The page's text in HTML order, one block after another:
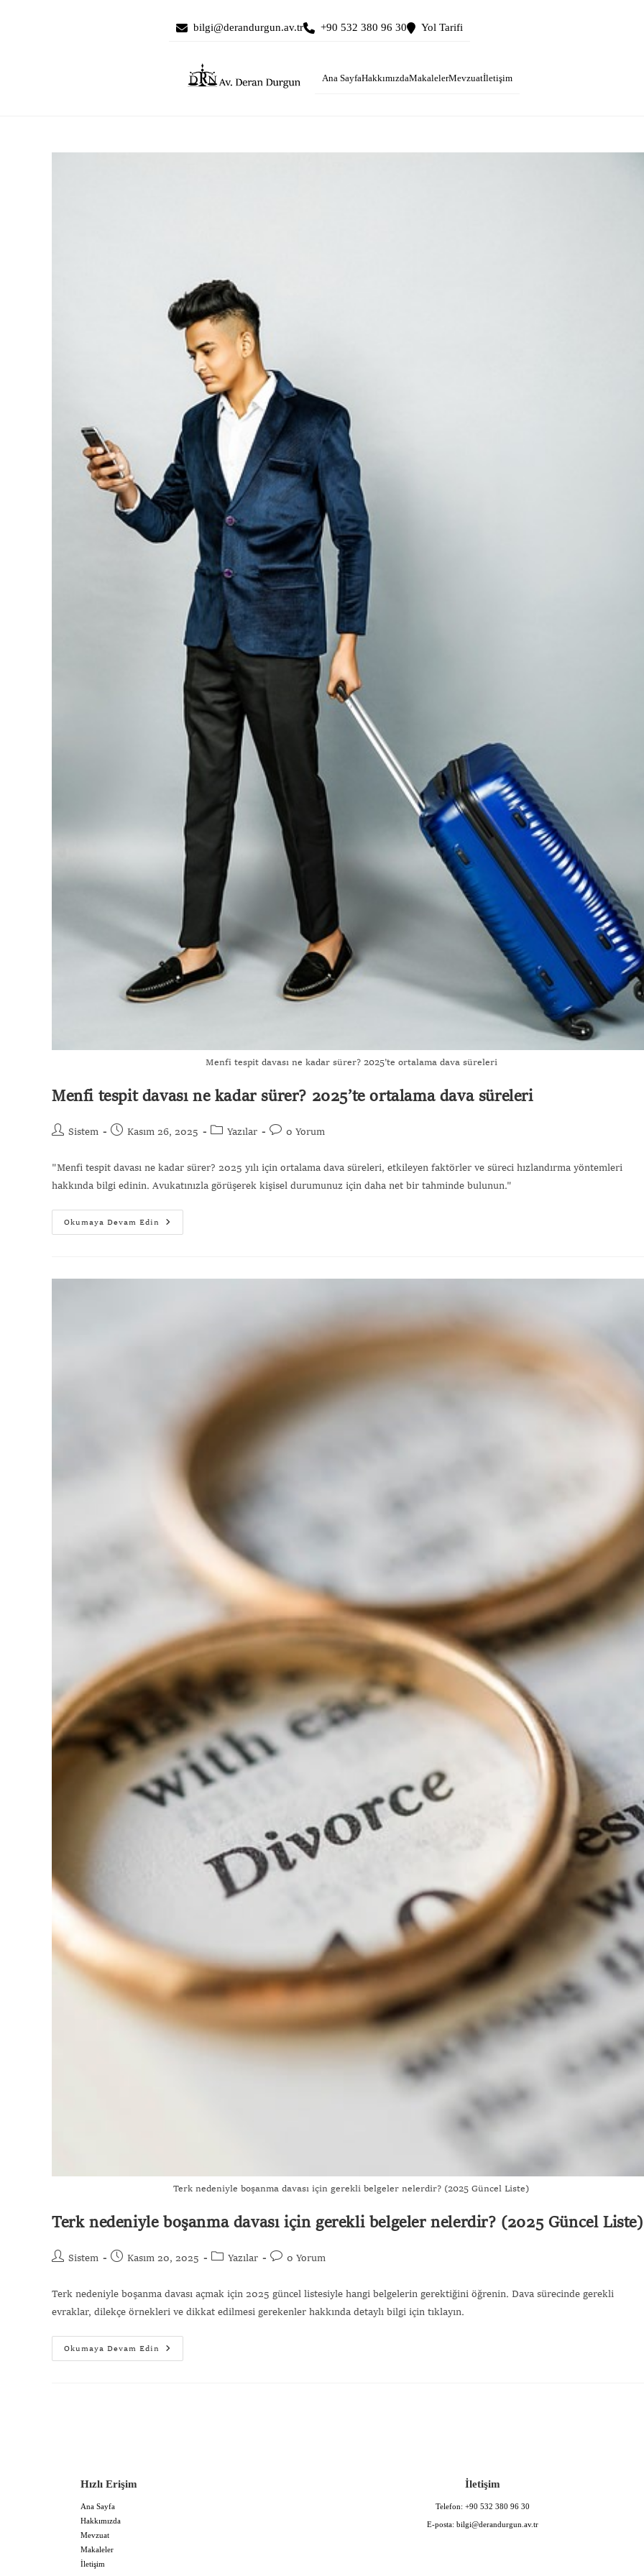
bilgi@derandurgun.av.tr +90 532 380 96 30 Yol Tarifi
Ana SayfaHakkımızdaMakalelerMevzuatİletişim
Menfi tespit davası ne kadar sürer? 2025’te ortalama dava süreleri
Menfi tespit davası ne kadar sürer? 2025’te ortalama dava süreleri
Sistem Kasım 26, 2025 Yazılar 0 Yorum
"Menfi tespit davası ne kadar sürer? 2025 yılı için ortalama dava süreleri, etkileyen faktörler ve süreci hızlandırma yöntemleri
hakkında bilgi edinin. Avukatınızla görüşerek kişisel durumunuz için daha net bir tahminde bulunun."
Okumaya Devam Edin
Terk nedeniyle boşanma davası için gerekli belgeler nelerdir? (2025 Güncel Liste)
Terk nedeniyle boşanma davası için gerekli belgeler nelerdir? (2025 Güncel Liste)
Sistem Kasım 20, 2025 Yazılar 0 Yorum
Terk nedeniyle boşanma davası açmak için 2025 güncel listesiyle hangi belgelerin gerektiğini öğrenin. Dava sürecinde gerekli
evraklar, dilekçe örnekleri ve dikkat edilmesi gerekenler hakkında detaylı bilgi için tıklayın.
Okumaya Devam Edin
Hızlı Erişim
Ana Sayfa
Hakkımızda
Mevzuat
Makaleler
İletişim
İletişim
Telefon:+90 532 380 96 30
E-posta:bilgi@derandurgun.av.tr